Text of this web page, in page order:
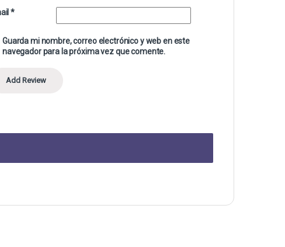
*
Guarda mi nombre, correo electrónico y web en este
navegador para la próxima vez que comente.